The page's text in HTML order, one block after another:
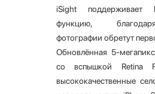
iSight поддерживает
функцию,
фотографии обретут
Обновлённая 5-
со вспышкой Retina
высококачественные